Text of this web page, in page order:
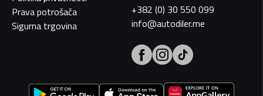
Prava potrošača
Sigurna trgovina
+382 (0) 30 550 099
info@autodiler.me